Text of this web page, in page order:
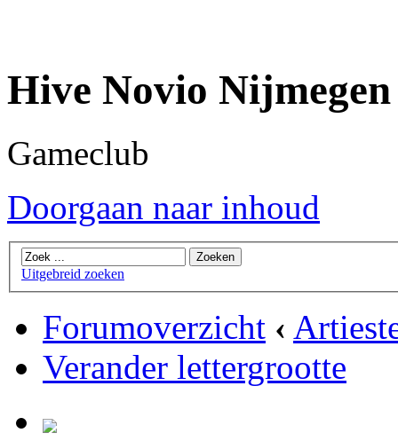
Hive Novio Nijmegen
Gameclub
Doorgaan naar inhoud
Uitgebreid zoeken
Forumoverzicht ‹
Verander lettergrootte